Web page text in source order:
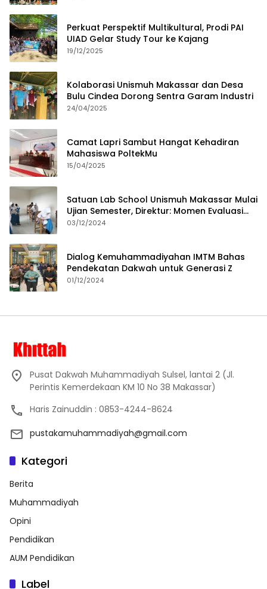
Perkuat Perspektif Multikultural, Prodi PAI
UIAD Gelar Study Tour ke Kajang
19/12/2025
Kolaborasi Unismuh Makassar dan Desa
Bulu Cindea Dorong Sentra Garam Industri
24/04/2025
Camat Lapri Sambut Hangat Kehadiran
Mahasiswa PoltekMu
15/04/2025
Satuan Lab School Unismuh Makassar Mulai
Ujian Semester, Direktur: Momen Evaluasi
Proses Pembelajaran
03/12/2024
Dialog Kemuhammadiyahan IMTM Bahas
Pendekatan Dakwah untuk Generasi Z
01/12/2024
Pusat Dakwah Muhammadiyah Sulsel, lantai 2 (Jl.
Perintis Kemerdekaan KM 10 No 38 Makassar)
Haris Zainuddin : 0853-4244-8624
pustakamuhammadiyah@gmail.com
Kategori
Berita
Muhammadiyah
Opini
Pendidikan
AUM Pendidikan
Label